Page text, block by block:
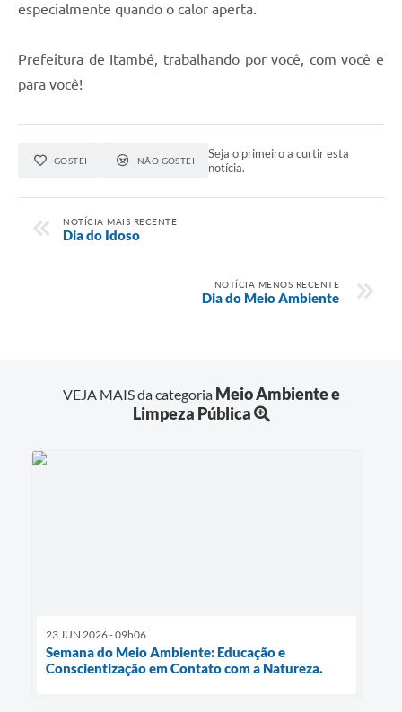
especialmente quando o calor aperta.
Prefeitura de Itambé, trabalhando por você, com você e
para você!
GOSTEI NÃO GOSTEI
Seja o primeiro a curtir esta
notícia.
NOTÍCIA MAIS RECENTE
Dia do Idoso
NOTÍCIA MENOS RECENTE
Dia do Meio Ambiente
VEJA MAIS da categoria Meio Ambiente e
Limpeza Pública
23 JUN 2026 - 09h06
Semana do Meio Ambiente: Educação e
Conscientização em Contato com a Natureza.